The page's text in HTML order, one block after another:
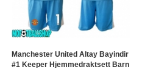
Manchester United Altay Bayindir
#1 Keeper Hjemmedraktsett Barn